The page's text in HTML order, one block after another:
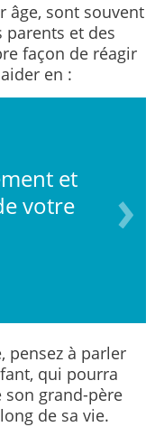
âge, sont souvent
parents et des
façon de réagir
en :
et
votre
pensez à parler
qui pourra
son grand-père
de sa vie.